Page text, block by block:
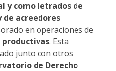
y como letrados de
de acreedores
en operaciones de
productivas. Esta
junto con otros
de Derecho